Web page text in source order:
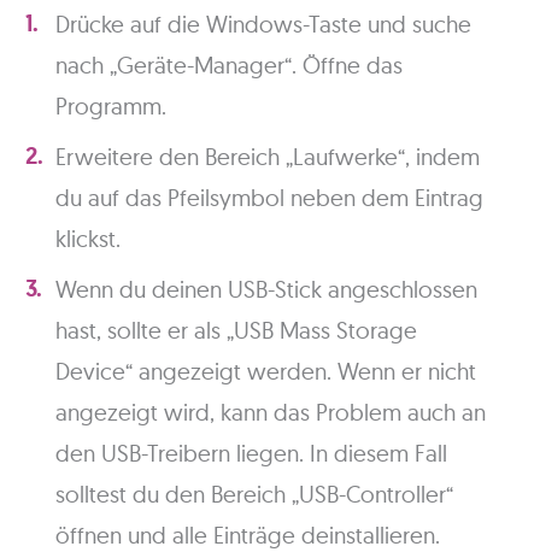
Drücke auf die Windows-Taste und suche
nach „Geräte-Manager“. Öffne das
Programm.
Erweitere den Bereich „Laufwerke“, indem
du auf das Pfeilsymbol neben dem Eintrag
klickst.
Wenn du deinen USB-Stick angeschlossen
hast, sollte er als „USB Mass Storage
Device“ angezeigt werden. Wenn er nicht
angezeigt wird, kann das Problem auch an
den USB-Treibern liegen. In diesem Fall
solltest du den Bereich „USB-Controller“
öffnen und alle Einträge deinstallieren.